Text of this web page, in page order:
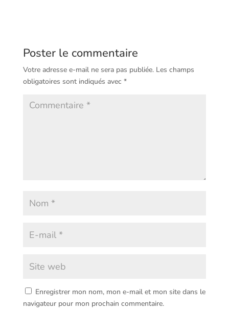
Poster le commentaire
Votre adresse e-mail ne sera pas publiée. Les champs
obligatoires sont indiqués avec *
Enregistrer mon nom, mon e-mail et mon site dans le
navigateur pour mon prochain commentaire.